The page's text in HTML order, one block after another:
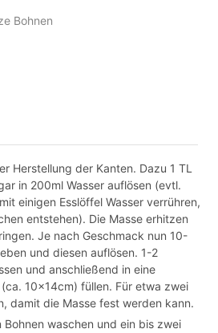
Bohnen
Herstellung der Kanten. Dazu 1 TL
in 200ml Wasser auflösen (evtl.
einigen Esslöffel Wasser verrühren,
entstehen). Die Masse erhitzen
Je nach Geschmack nun 10-
und diesen auflösen. 1-2
und anschließend in eine
10x14cm) füllen. Für etwa zwei
damit die Masse fest werden kann.
waschen und ein bis zwei